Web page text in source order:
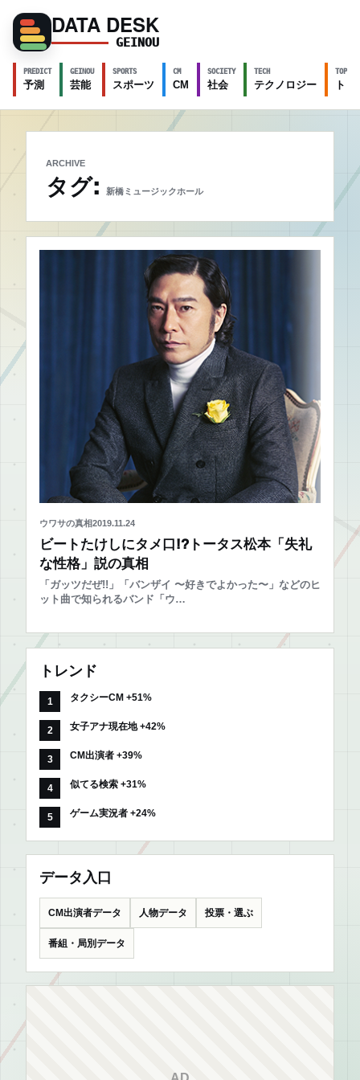
DATA DESK
GEINOU
PREDICT
予測
GEINOU
芸能
SPORTS
スポーツ
CM
CM
SOCIETY
社会
TECH
テクノロジー
TOPICS
ト
ARCHIVE
タグ: 新橋ミュージックホール
ウワサの真相2019.11.24
ビートたけしにタメ口!?トータス松本「失礼
な性格」説の真相
「ガッツだぜ!!」「バンザイ 〜好きでよかった〜」などのヒ
ット曲で知られるバンド「ウ…
トレンド
タクシーCM +51%
女子アナ現在地 +42%
CM出演者 +39%
似てる検索 +31%
ゲーム実況者 +24%
データ入口
CM出演者データ 人物データ 投票・選ぶ
番組・局別データ